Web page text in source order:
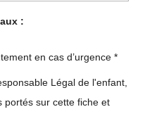
:
en cas d’urgence *
Légal de l'enfant,
portés sur cette fiche et